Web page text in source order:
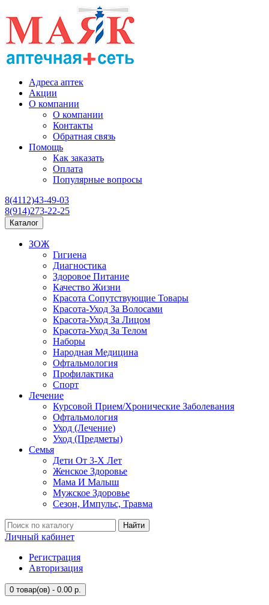
Адреса аптек
Акции
О компании
О компании
Контакты
Обратная связь
Помощь
Как заказать
Оплата
Популярные вопросы
8(4112)43-49-03
8(914)273-22-25
Каталог
ЗОЖ
Гигиена
Диагностика
Здоровое Питание
Качество Жизни
Красота Сопутствующие Товары
Красота-Уход За Волосами
Красота-Уход За Лицом
Красота-Уход За Телом
Наборы
Народная Медицина
Офтальмология
Профилактика
Спорт
Лечение
Курсовой Прием/Хронические Заболевания
Офтальмология
Уход (Лечение)
Уход (Предметы)
Семья
Дети От 3-Х Лет
Женское Здоровье
Мама И Малыш
Мужское Здоровье
Сезон, Импульс, Травма
Найти
Личный кабинет
Регистрация
Авторизация
0 товар(ов) - 0.00 р.